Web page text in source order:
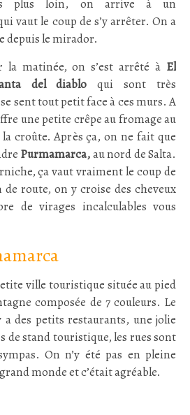
plus loin, on arrive à un
vaut le coup de s’y arrêter. On a
depuis le mirador.
matinée, on s’est arrêté à El
del diabloqui sont très
sent tout petit face à ces murs. A
une petite crêpe au fromage au
croûte. Après ça, on ne fait que
Purmamarca,au nord de Salta.
ça vaut vraiment le coup de
route, on y croise des cheveux
de virages incalculables vous
ville touristique située au pied
composée de 7 couleurs. Le
des petits restaurants, une jolie
de stand touristique, les rues sont
On n’y été pas en pleine
monde et c’était agréable.